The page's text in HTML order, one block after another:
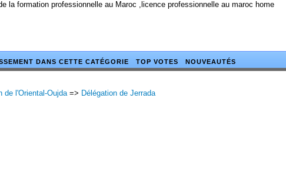
la formation professionnelle au Maroc ,licence professionnelle au maroc home
DANS CETTE CATÉGORIE TOP VOTES NOUVEAUTÉS
de l'Oriental-Oujda=> Délégation de Jerrada